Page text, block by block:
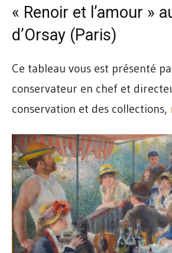
« Renoir et l’amour »
d’Orsay (Paris)
Ce tableau vous est présenté
conservateur en chef et
conservation et des collections,